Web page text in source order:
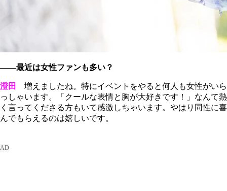
――最近は女性ファンも多い？
澄田
増えましたね。特にイベントをやると何人も女性がいら
っしゃいます。「クールな表情と胸が大好きです！」なんて熱
く言ってくださる方もいて感激しちゃいます。やはり同性に喜
んでもらえるのは嬉しいです。